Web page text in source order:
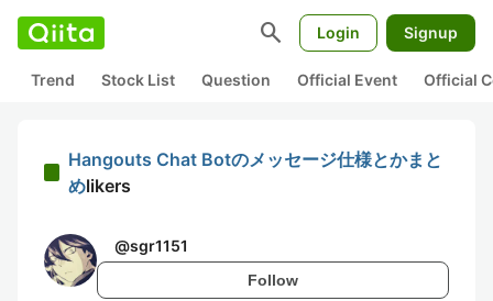
search Login Signup
Trend Stock List Question Official Event Official
Hangouts Chat Botのメッセージ仕様とかまと
めlikers
@sgr1151
Follow